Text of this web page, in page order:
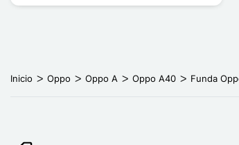
Inicio Oppo Oppo A Oppo A40 Funda